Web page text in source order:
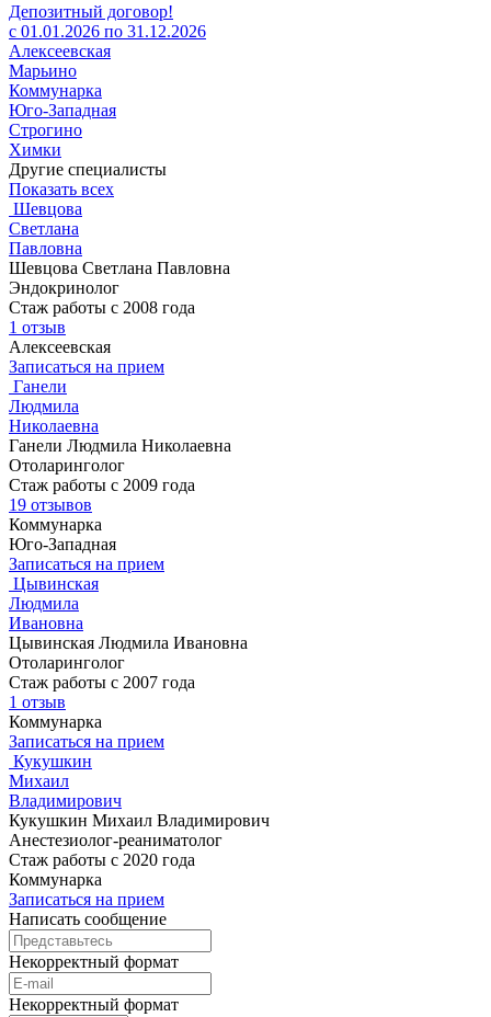
Депозитный договор!
с 01.01.2026 по 31.12.2026
Алексеевская
Марьино
Коммунарка
Юго-Западная
Строгино
Химки
Другие специалисты
Показать всех
Шевцова
Светлана
Павловна
Шевцова Светлана Павловна
Эндокринолог
Стаж работы с 2008 года
1 отзыв
Алексеевская
Записаться на прием
Ганели
Людмила
Николаевна
Ганели Людмила Николаевна
Отоларинголог
Стаж работы с 2009 года
19 отзывов
Коммунарка
Юго-Западная
Записаться на прием
Цывинская
Людмила
Ивановна
Цывинская Людмила Ивановна
Отоларинголог
Стаж работы с 2007 года
1 отзыв
Коммунарка
Записаться на прием
Кукушкин
Михаил
Владимирович
Кукушкин Михаил Владимирович
Анестезиолог-реаниматолог
Стаж работы с 2020 года
Коммунарка
Записаться на прием
Написать сообщение
Некорректный формат
Некорректный формат